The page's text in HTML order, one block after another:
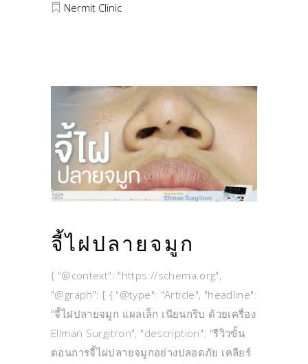
Nermit Clinic
จี้ไฝปลายจมูก
{ "@context": "https://schema.org",
"@graph": [ { "@type": "Article", "headline":
"จี้ไฝปลายจมูก แผลเล็ก เนียนกริบ ด้วยเครื่อง
Ellman Surgitron", "description": "รีวิวขั้น
ตอนการจี้ไฝปลายจมูกอย่างปลอดภัย เคลียร์